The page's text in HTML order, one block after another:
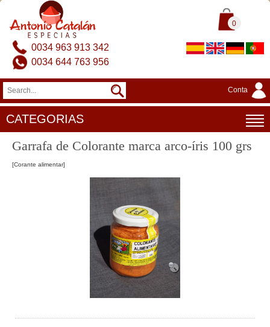
0
0034 963 913 342
0034 644 763 956
Conta
CATEGORIAS
Garrafa de Colorante marca arco-íris 100 grs
[Corante alimentar]